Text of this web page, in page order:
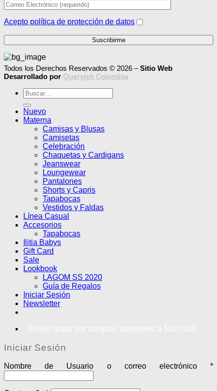
Acepto política de protección de datos
Todos los Derechos Reservados © 2026 –Sitio Web
Desarrollado por Querytek Colombia
Buscar
por:
Nuevo
Materna
Camisas y Blusas
Camisetas
Celebración
Chaquetas y Cardigans
Jeanswear
Loungewear
Pantalones
Shorts y Capris
Tapabocas
Vestidos y Faldas
Línea Casual
Accesorios
Tapabocas
Ilitia Babys
Gift Card
Sale
Lookbook
LAGOM SS 2020
Guía de Regalos
Iniciar Sesión
Newsletter
Iniciar Sesión
Nombre de Usuario o correo electrónico *